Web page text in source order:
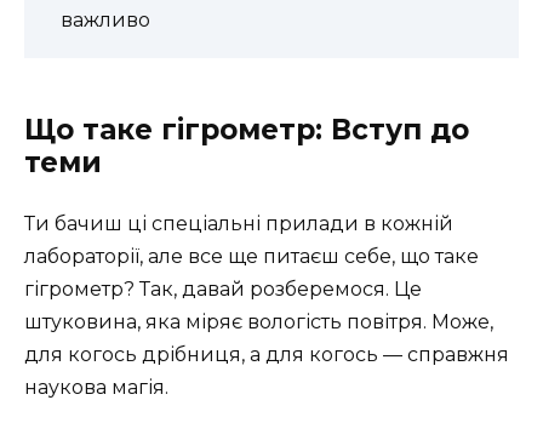
важливо
Що таке гігрометр: Вступ до
теми
Ти бачиш ці спеціальні прилади в кожній
лабораторії, але все ще питаєш себе, що таке
гігрометр? Так, давай розберемося. Це
штуковина, яка міряє вологість повітря. Може,
для когось дрібниця, а для когось — справжня
наукова магія.